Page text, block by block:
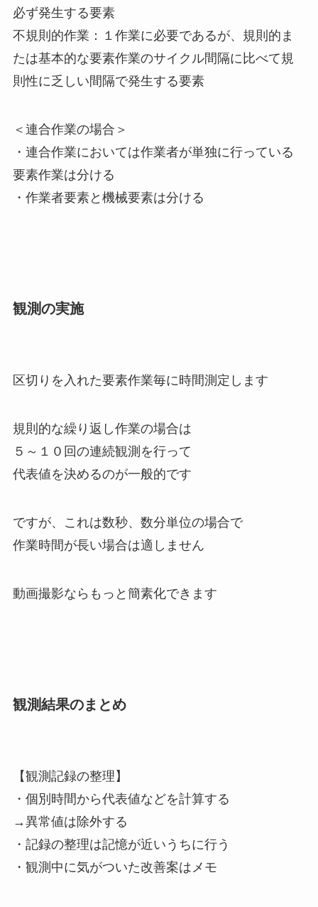
必ず発生する要素
不規則的作業：１作業に必要であるが、規則的ま
たは基本的な要素作業のサイクル間隔に比べて規
則性に乏しい間隔で発生する要素
＜連合作業の場合＞
・連合作業においては作業者が単独に行っている
要素作業は分ける
・作業者要素と機械要素は分ける
観測の実施
区切りを入れた要素作業毎に時間測定します
規則的な繰り返し作業の場合は
５～１０回の連続観測を行って
代表値を決めるのが一般的です
ですが、これは数秒、数分単位の場合で
作業時間が長い場合は適しません
動画撮影ならもっと簡素化できます
観測結果のまとめ
【観測記録の整理】
・個別時間から代表値などを計算する
→異常値は除外する
・記録の整理は記憶が近いうちに行う
・観測中に気がついた改善案はメモ